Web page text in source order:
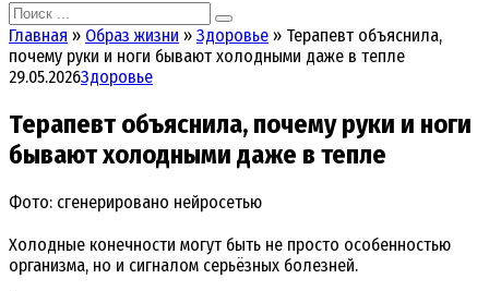
Search
for:
Главная » Образ жизни » Здоровье » Терапевт объяснила,
почему руки и ноги бывают холодными даже в тепле
29.05.2026Здоровье
Терапевт объяснила, почему руки и ноги
бывают холодными даже в тепле
Фото: сгенерировано нейросетью
Холодные конечности могут быть не просто особенностью
организма, но и сигналом серьёзных болезней.